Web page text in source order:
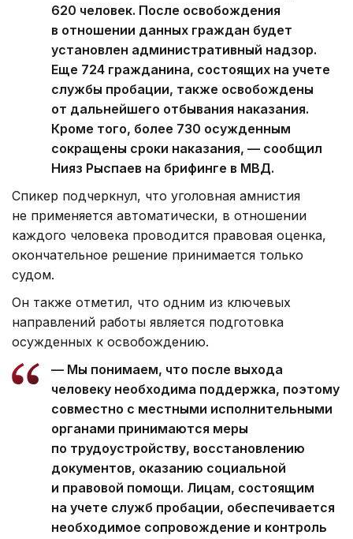
620 человек. После освобождения
в отношении данных граждан будет
установлен административный надзор.
Еще 724 гражданина, состоящих на учете
службы пробации, также освобождены
от дальнейшего отбывания наказания.
Кроме того, более 730 осужденным
сокращены сроки наказания, — сообщил
Нияз Рыспаев на брифинге в МВД.
Спикер подчеркнул, что уголовная амнистия
не применяется автоматически, в отношении
каждого человека проводится правовая оценка,
окончательное решение принимается только
судом.
Он также отметил, что одним из ключевых
направлений работы является подготовка
осужденных к освобождению.
— Мы понимаем, что после выхода
человеку необходима поддержка, поэтому
совместно с местными исполнительными
органами принимаются меры
по трудоустройству, восстановлению
документов, оказанию социальной
и правовой помощи. Лицам, состоящим
на учете служб пробации, обеспечивается
необходимое сопровождение и контроль